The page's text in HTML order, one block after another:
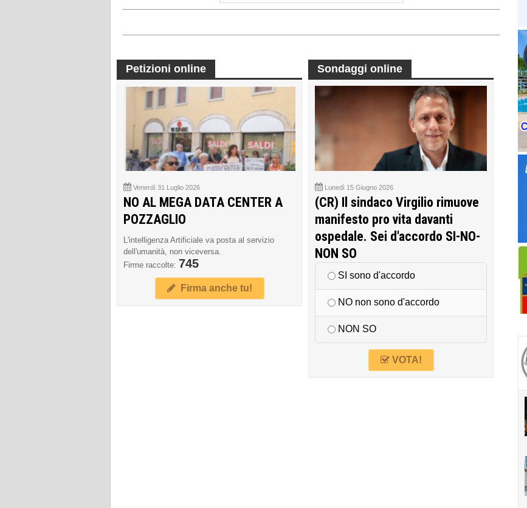
Petizioni online
Venerdì 31 Luglio 2026
NO AL MEGA DATA CENTER A
POZZAGLIO
L'intelligenza Artificiale va posta al servizio
dell'umanità, non viceversa.
Firme raccolte: 745
Firma anche tu!
Sondaggi online
Lunedì 15 Giugno 2026
(CR) Il sindaco Virgilio rimuove
manifesto pro vita davanti
ospedale. Sei d'accordo SI-NO-
NON SO
SI sono d'accordo
NO non sono d'accordo
NON SO
VOTA!